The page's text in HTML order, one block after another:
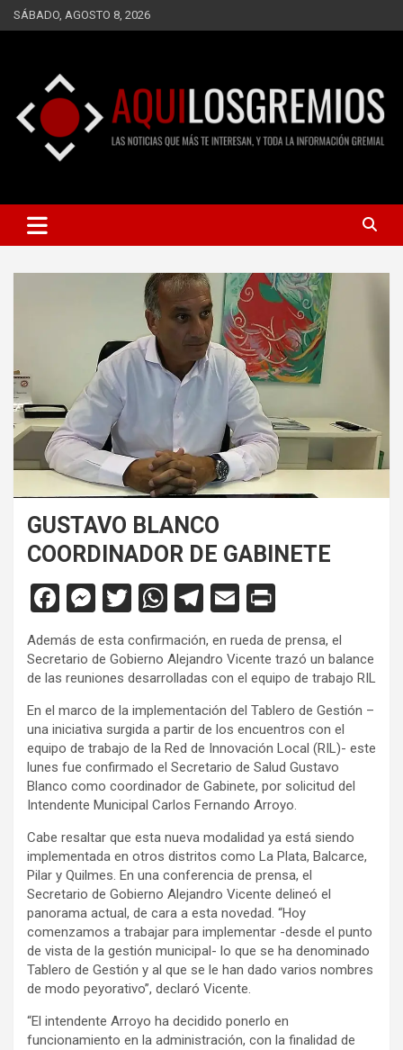
Saltar
al
SÁBADO, AGOSTO 8, 2026
AQUÍ LOS GREMIOS
INFORMACIÓN GREMIAL
GUSTAVO BLANCO
COORDINADOR DE GABINETE
F
a
ce
b
o
o
k
M
es
se
n
g
er
T
wi
tt
er
W
at
s
A
p
p
T
e
gr
a
m
E
m
ail tF
ri
e
n
dl
y
Además de esta confirmación, en rueda de prensa, el
Secretario de Gobierno Alejandro Vicente trazó un balance
de las reuniones desarrolladas con el equipo de trabajo RIL
En el marco de la implementación del Tablero de Gestión –
una iniciativa surgida a partir de los encuentros con el
equipo de trabajo de la Red de Innovación Local (RIL)- este
lunes fue confirmado el Secretario de Salud Gustavo
Blanco como coordinador de Gabinete, por solicitud del
Intendente Municipal Carlos Fernando Arroyo.
Cabe resaltar que esta nueva modalidad ya está siendo
implementada en otros distritos como La Plata, Balcarce,
Pilar y Quilmes. En una conferencia de prensa, el
Secretario de Gobierno Alejandro Vicente delineó el
panorama actual, de cara a esta novedad. “Hoy
comenzamos a trabajar para implementar -desde el punto
de vista de la gestión municipal- lo que se ha denominado
Tablero de Gestión y al que se le han dado varios nombres
de modo peyorativo”, declaró Vicente.
“El intendente Arroyo ha decidido ponerlo en
funcionamiento en la administración, con la finalidad de